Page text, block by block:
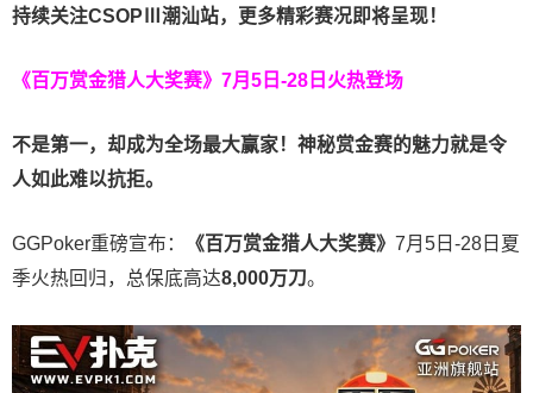
持续关注CSOPⅢ潮汕站，更多精彩赛况即将呈现！
《百万赏金猎人大奖赛》 7月5日-28日火热登场
不是第一，却成为全场最大赢家！神秘赏金赛的魅力就是令
人如此难以抗拒。
GGPoker重磅宣布： 《百万赏金猎人大奖赛》 7月5日-28日夏
季火热回归，总保底高达8,000万刀。